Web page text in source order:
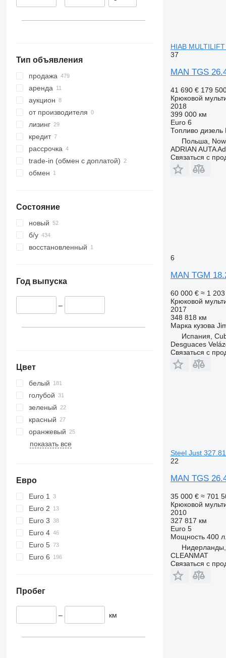
TGS 41.440
Тип объявления
продажа
аренда
аукцион
от производителя
лизинг
кредит
рассрочка
trade-in (обмен с доплатой)
обмен
Состояние
новый
б/у
восстановленный
Год выпуска
–
Цвет
белый
голубой
зеленый
красный
оранжевый
показать все
Евро
Euro 1
Euro 2
Euro 3
Euro 4
Euro 5
Euro 6
Пробег
– км
HIAB
37
MAN TGS
41 690 € 179
Крюковой
2018
399 000 км
Euro 6
Топливо дизель
Польша,
ADRIAN AUTA
Связаться с
6
MAN TGM
60 000 € ≈ 1 203
Крюковой
2017
348 818 км
Марка кузова
Испания,
Desguaces
Связаться с
Steel Just
22
MAN TGS
35 000 € ≈ 701
Крюковой
2010
327 817 км
Euro 5
Мощность 400
CLEANMAT
Связаться с